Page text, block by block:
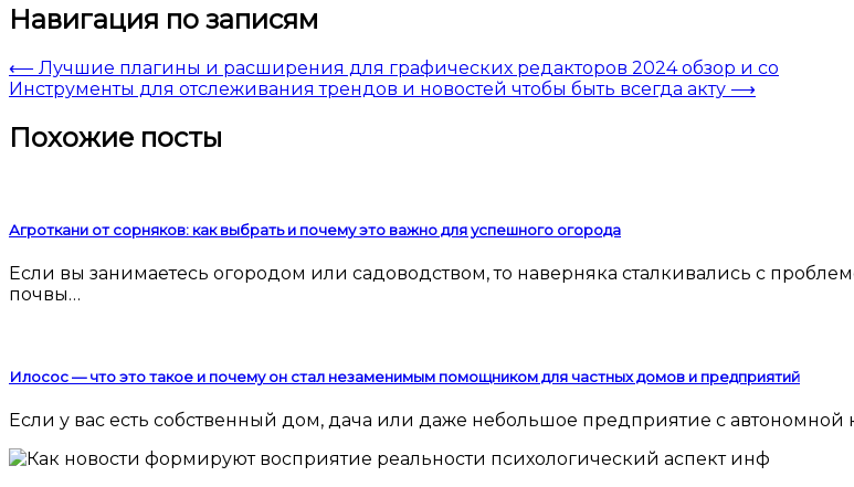
Навигация по записям
⟵ Лучшие плагины и расширения для графических редакторов 2024 обзор и со
Инструменты для отслеживания трендов и новостей чтобы быть всегда акту ⟶
Похожие посты
Агроткани от сорняков: как выбрать и почему это важно для успешного огорода
Если вы занимаетесь огородом или садоводством, то наверняка сталкивались с проблемой сорняков. Они мешают росту культурных растений, забирают у
почвы…
Илосос — что это такое и почему он стал незаменимым помощником для частных домов и предприятий
Если у вас есть собственный дом, дача или даже небольшое предприятие с